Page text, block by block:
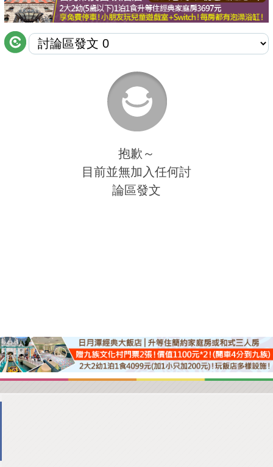
討論區
聯絡我們
抱歉～
目前並無加入任何討
論區發文